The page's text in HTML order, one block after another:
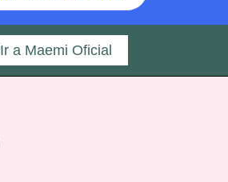
Ir a Maemi Oficial